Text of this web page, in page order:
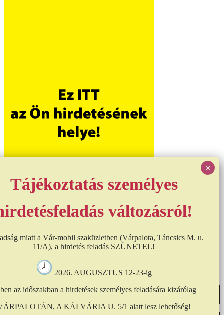
Designed byEnesztiwebdesign| Minden jog fenntartva!
miatt a Vár-mobil szaküzletben (Várpalota, Táncsics M. u.
11/A), a hirdetés feladás SZÜNETEL!
2026. AUGUSZTUS 12-23-ig
az időszakban a hirdetések személyes feladására kizárólag
A KÁLVÁRIA U. 5/1 alatt lesz lehetőség!
A honlap további használatához a sütik használatát el kell fogadni.